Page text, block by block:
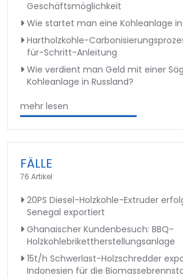
Geschäftsmöglichkeit
Wie startet man eine Kohleanlage
Hartholzkohle-
für-Schritt-Anleitung
Wie verdient man Geld mit einer
Kohleanlage in Russland?
mehr lesen
FÄLLE
76 Artikel
20PS Diesel-Holzkohle-Extruder
Senegal exportiert
Ghanaischer Kundenbesuch: BBQ-
Holzkohlebrikettherstellungsanlage
15t/h Schwerlast-Holzschredder
Indonesien für die